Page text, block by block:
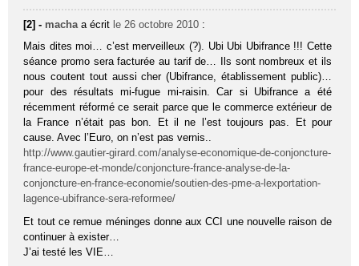
[2] - macha a écrit le 26 octobre 2010 :
Mais dites moi… c’est merveilleux (?). Ubi Ubi Ubifrance !!! Cette
séance promo sera facturée au tarif de… Ils sont nombreux et ils
nous coutent tout aussi cher (Ubifrance, établissement public)…
pour des résultats mi-fugue mi-raisin. Car si Ubifrance a été
récemment réformé ce serait parce que le commerce extérieur de
la France n’était pas bon. Et il ne l’est toujours pas. Et pour
cause. Avec l’Euro, on n’est pas vernis..
http://www.gautier-girard.com/analyse-economique-de-conjoncture-
france-europe-et-monde/conjoncture-france-analyse-de-la-
conjoncture-en-france-economie/soutien-des-pme-a-lexportation-
lagence-ubifrance-sera-reformee/
Et tout ce remue méninges donne aux CCI une nouvelle raison de
continuer à exister…
J’ai testé les VIE…